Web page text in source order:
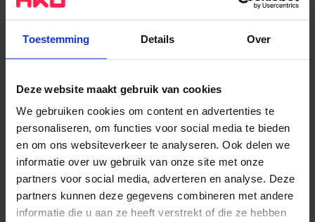
Toestemming Details Over
Deze website maakt gebruik van cookies
We gebruiken cookies om content en advertenties te
personaliseren, om functies voor social media te bieden
en om ons websiteverkeer te analyseren. Ook delen we
informatie over uw gebruik van onze site met onze
partners voor social media, adverteren en analyse. Deze
partners kunnen deze gegevens combineren met andere
informatie die u aan ze heeft verstrekt of die ze hebben
mede dankzij Herstelgelden Gemeente
Expositie Lift Off in binnenstad
Utrecht
mede dankzij Herstelgelden gemeente
Utrecht